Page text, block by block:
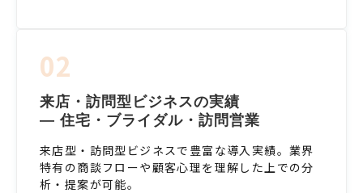
02
来店・訪問型ビジネスの実績
— 住宅・ブライダル・訪問営業
来店型・訪問型ビジネスで豊富な導入実績。業界
特有の商談フローや顧客心理を理解した上での分
析・提案が可能。